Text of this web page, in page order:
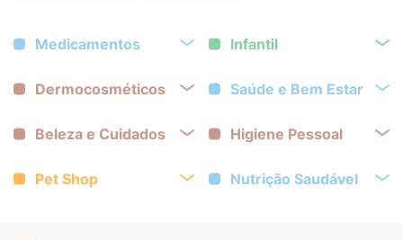
Medicamentos Infantil
Dermocosméticos Saúde e Bem Estar
Beleza e Cuidados Higiene Pessoal
Pet Shop Nutrição Saudável